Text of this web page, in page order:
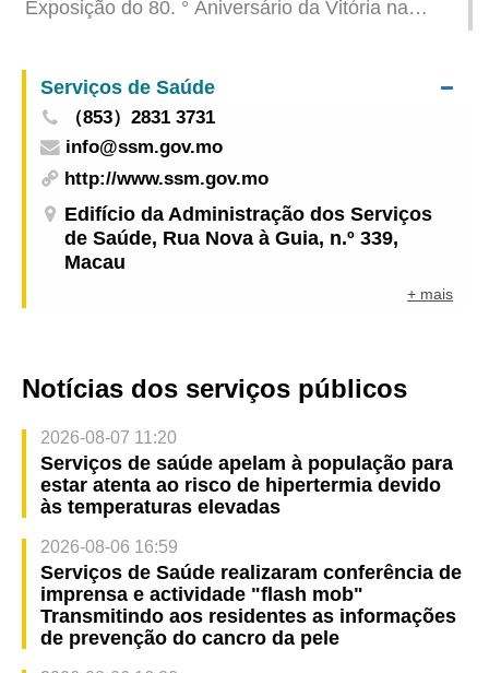
Exposição do 80. ° Aniversário da Vitória na
Agressão Japonesa e na Guerra Mundial
Antifascista encerra com sucesso
Serviços de Saúde
（853）2831 3731
info@ssm.gov.mo
http://www.ssm.gov.mo
Edifício da Administração dos Serviços
de Saúde, Rua Nova à Guia, n.º 339,
Macau
+ mais
Notícias dos serviços públicos
2026-08-07 11:20
Serviços de saúde apelam à população para
estar atenta ao risco de hipertermia devido
às temperaturas elevadas
2026-08-06 16:59
Serviços de Saúde realizaram conferência de
imprensa e actividade "flash mob"
Transmitindo aos residentes as informações
de prevenção do cancro da pele